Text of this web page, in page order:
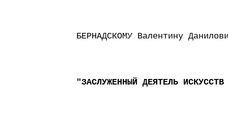
БЕРНАДСКОМУ Валентину
"ЗАСЛУЖЕННЫЙ ДЕЯТЕЛЬ